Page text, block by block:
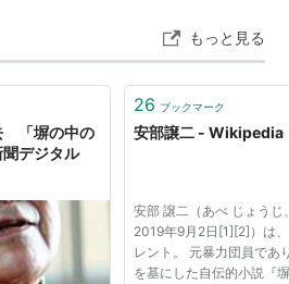
ます。三島由紀夫も猫好きです
二さんの日航時代が描かれたも
感性や審美眼は…
もっと見る
「塀の中の
デジタル
26 ブックマーク
安部譲二 - Wikipedia
安部 譲二（あべ じょう
2019年9月2日[1][2]）は
レント。 元暴力団員であ
を基にした自伝的小説『